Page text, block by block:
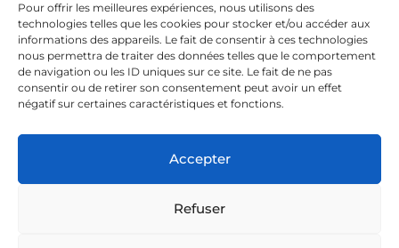
Pour offrir les meilleures expériences, nous utilisons des
technologies telles que les cookies pour stocker et/ou accéder aux
informations des appareils. Le fait de consentir à ces technologies
nous permettra de traiter des données telles que le comportement
de navigation ou les ID uniques sur ce site. Le fait de ne pas
consentir ou de retirer son consentement peut avoir un effet
négatif sur certaines caractéristiques et fonctions.
Accepter
Refuser
Facebook
Et là
23 Ter Rue Charles Sanglier, 45000 Orléans